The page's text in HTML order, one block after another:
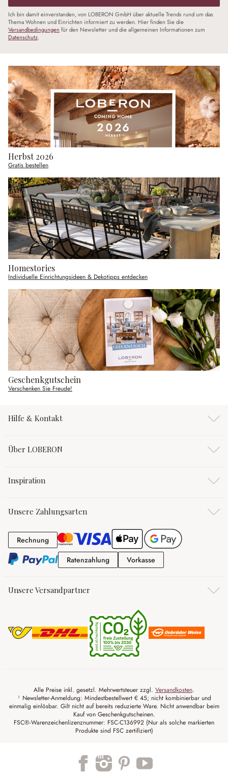
Ich bin damit einverstanden, von LOBERON GmbH über aktuelle Trends rund um das
Thema Wohnen und Einrichten informiert zu werden. Hier finden Sie die
Versandbedingungen für den Newsletter und die allgemeinen Informationen zum
Datenschutz.
Herbst 2026
Gratis bestellen
Homestories
Individuelle Einrichtungsideen & Dekotipps entdecken
Geschenkgutschein
Verschenken Sie Freude!
Hilfe & Kontakt
Über LOBERON
Inspiration
Unsere Zahlungsarten
RechnungRechnung
RatenzahlungRatenzahlung
Vorkasse
Unsere Versandpartner
Alle Preise inkl. gesetzl. Mehrwertsteuer zzgl. Versandkosten.
¹ Newsletter-Anmeldung: Mindestbestellwert € 45; nicht kombinierbar und
einmalig einlösbar. Gilt nicht auf bereits reduzierte Ware. Nicht anwendbar beim
Kauf von Geschenkgutscheinen.
FSC®-Warenzeichenlizenznummer: FSC-C136992 (Nur als solche markierten
Produkte sind FSC zertifiziert)